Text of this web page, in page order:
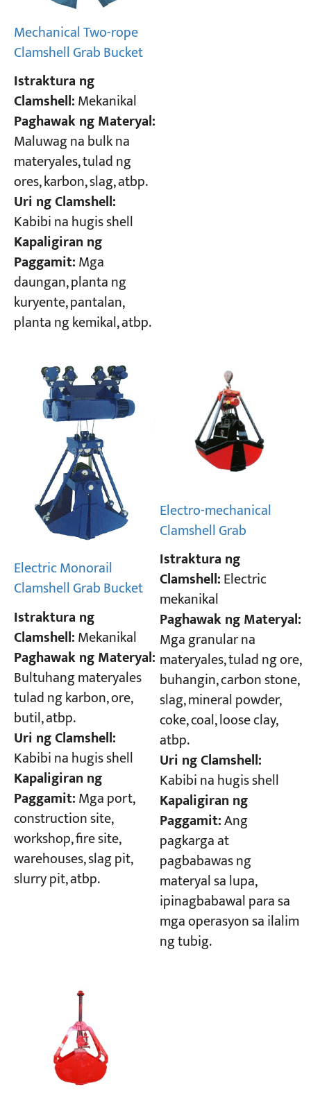
Mechanical Two-rope
Clamshell Grab Bucket
Istraktura ng
Clamshell:Mekanikal
Paghawak ng Materyal:
Maluwag na bulk na
materyales, tulad ng
ores, karbon, slag, atbp.
Uri ng Clamshell:
Kabibi na hugis shell
Kapaligiran ng
Paggamit:Mga
daungan, planta ng
kuryente, pantalan,
planta ng kemikal, atbp.
Electric Monorail
Clamshell Grab Bucket
Istraktura ng
Clamshell:Mekanikal
Paghawak ng Materyal:
Bultuhang materyales
tulad ng karbon, ore,
butil, atbp.
Uri ng Clamshell:
Kabibi na hugis shell
Kapaligiran ng
Paggamit:Mga port,
construction site,
workshop, fire site,
warehouses, slag pit,
slurry pit, atbp.
Electro-mechanical
Clamshell Grab
Istraktura ng
Clamshell:Electric
mekanikal
Paghawak ng Materyal:
Mga granular na
materyales, tulad ng ore,
buhangin, carbon stone,
slag, mineral powder,
coke, coal, loose clay,
atbp.
Uri ng Clamshell:
Kabibi na hugis shell
Kapaligiran ng
Paggamit:Ang
pagkarga at
pagbabawas ng
materyal sa lupa,
ipinagbabawal para sa
mga operasyon sa ilalim
ng tubig.